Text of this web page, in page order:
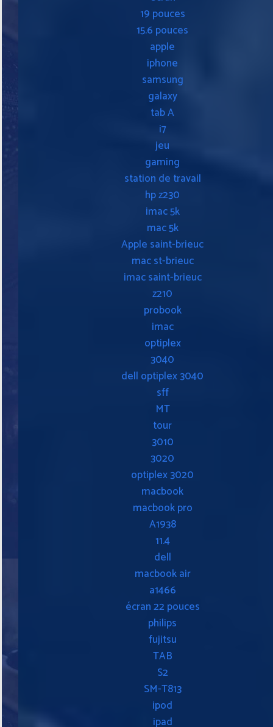
19 pouces
15.6 pouces
apple
iphone
samsung
galaxy
tab A
i7
jeu
gaming
station de travail
hp z230
imac 5k
mac 5k
Apple saint-brieuc
mac st-brieuc
imac saint-brieuc
z210
probook
imac
optiplex
3040
dell optiplex 3040
sff
MT
tour
3010
3020
optiplex 3020
macbook
macbook pro
A1938
11.4
dell
macbook air
a1466
écran 22 pouces
philips
fujitsu
TAB
S2
SM-T813
ipod
ipad